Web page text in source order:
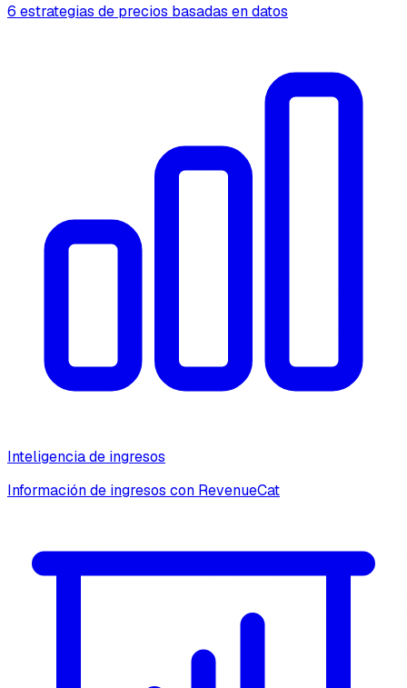
6 estrategias de precios basadas en datos
Inteligencia de ingresos
Información de ingresos con RevenueCat